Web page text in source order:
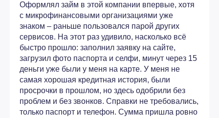
Оформлял займ в этой компании впервые, хотя
с микрофинансовыми организациями уже
знаком – раньше пользовался парой других
сервисов. На этот раз удивило, насколько всё
быстро прошло: заполнил заявку на сайте,
загрузил фото паспорта и селфи, минут через 15
деньги уже были у меня на карте. У меня не
самая хорошая кредитная история, были
просрочки в прошлом, но здесь одобрили без
проблем и без звонков. Справки не требовались,
только паспорт и телефон. Сумма пришла ровно